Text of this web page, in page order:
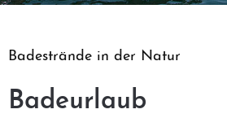
Badestrände in der Natur
Badeurlaub